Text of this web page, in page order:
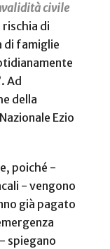
civile
rischia di
di famiglie
Ad
della
Ezio
poiché -
- vengono
già pagato
spiegano